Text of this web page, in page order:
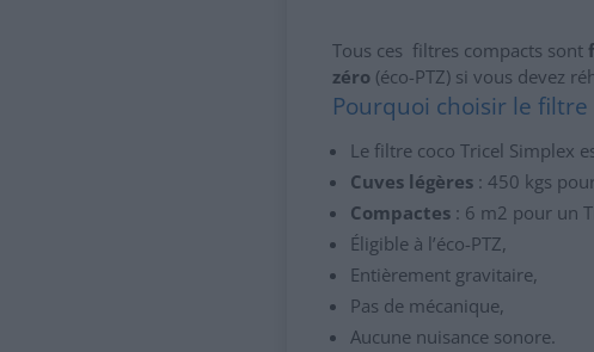
Tous ces filtres compacts sont
zéro(éco-PTZ) si vous devez
Pourquoi choisir le filtre
Le filtre coco Tricel Simplex
Cuves légères: 450 kgs
Compactes: 6 m2 pour un
Éligible à l’éco-PTZ,
Entièrement gravitaire,
Pas de mécanique,
Aucune nuisance sonore.